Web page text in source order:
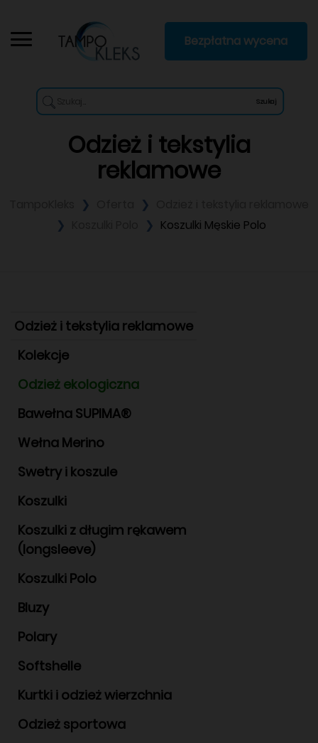
Szukaj
Bezpłatna wycena
Odzież i tekstylia
reklamowe
Koszulki Męskie Polo
Odzież i tekstylia reklamowe
Kolekcje
Odzież ekologiczna
Bawełna SUPIMA®
Wełna Merino
Swetry i koszule
Koszulki
Koszulki z długim rękawem
(longsleeve)
Koszulki Polo
Bluzy
Polary
Softshelle
Kurtki i odzież wierzchnia
Odzież sportowa